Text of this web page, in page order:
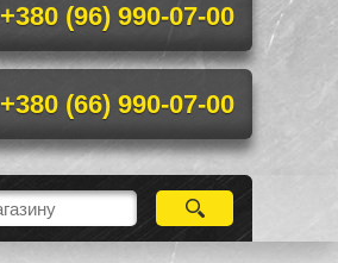
+380 (96) 990-07-00
+380 (66) 990-07-00